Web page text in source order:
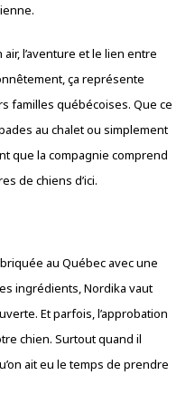
l’aventure et le lien entre
ça représente
familles québécoises. Que ce
au chalet ou simplement
que la compagnie comprend
de chiens d’ici.
au Québec avec une
ingrédients, Nordika vaut
Et parfois, l’approbation
chien. Surtout quand il
ait eu le temps de prendre